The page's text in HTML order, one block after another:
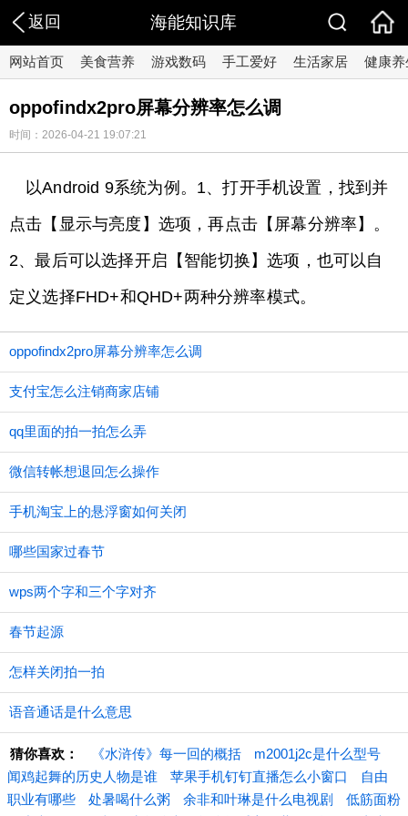
返回 海能知识库
网站首页 美食营养 游戏数码 手工爱好 生活家居 健康养
oppofindx2pro屏幕分辨率怎么调
时间：2026-04-21 19:07:21
以Android 9系统为例。1、打开手机设置，找到并
点击【显示与亮度】选项，再点击【屏幕分辨率】。
2、最后可以选择开启【智能切换】选项，也可以自
定义选择FHD+和QHD+两种分辨率模式。
oppofindx2pro屏幕分辨率怎么调
支付宝怎么注销商家店铺
qq里面的拍一拍怎么弄
微信转帐想退回怎么操作
手机淘宝上的悬浮窗如何关闭
哪些国家过春节
wps两个字和三个字对齐
春节起源
怎样关闭拍一拍
语音通话是什么意思
猜你喜欢： 《水浒传》每一回的概括
m2001j2c是什么型号
闻鸡起舞的历史人物是谁
苹果手机钉钉直播怎么小窗口
自由
职业有哪些
处暑喝什么粥 余非和叶琳是什么电视剧
低筋面粉